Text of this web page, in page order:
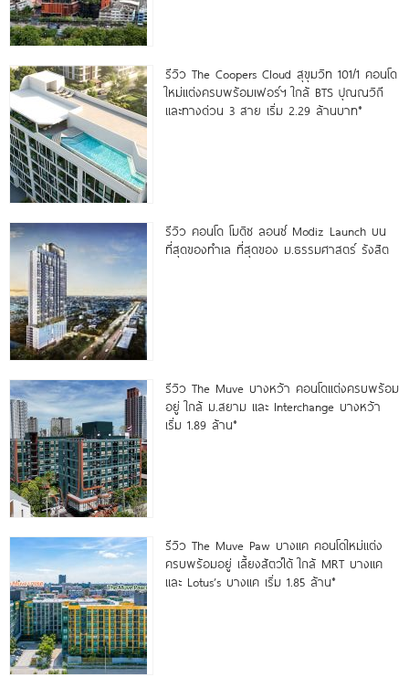
รีวิว The Coopers Cloud สุขุมวิท 101/1 คอนโด
ใหม่แต่งครบพร้อมเฟอร์ฯ ใกล้ BTS ปุณณวิถี
และทางด่วน 3 สาย เริ่ม 2.29 ล้านบาท*
รีวิว คอนโด โมดิซ ลอนซ์ Modiz Launch บน
ที่สุดของทำเล ที่สุดของ ม.ธรรมศาสตร์ รังสิต
รีวิว The Muve บางหว้า คอนโดแต่งครบพร้อม
อยู่ ใกล้ ม.สยาม และ Interchange บางหว้า
เริ่ม 1.89 ล้าน*
รีวิว The Muve Paw บางแค คอนโดใหม่แต่ง
ครบพร้อมอยู่ เลี้ยงสัตว์ได้ ใกล้ MRT บางแค
และ Lotus’s บางแค เริ่ม 1.85 ล้าน*